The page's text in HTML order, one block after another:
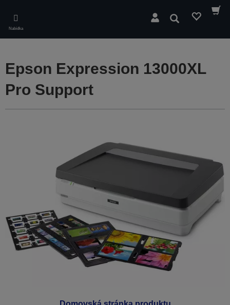
main
content
Nabídka
Hledat
Epson Expression 13000XL
Pro Support